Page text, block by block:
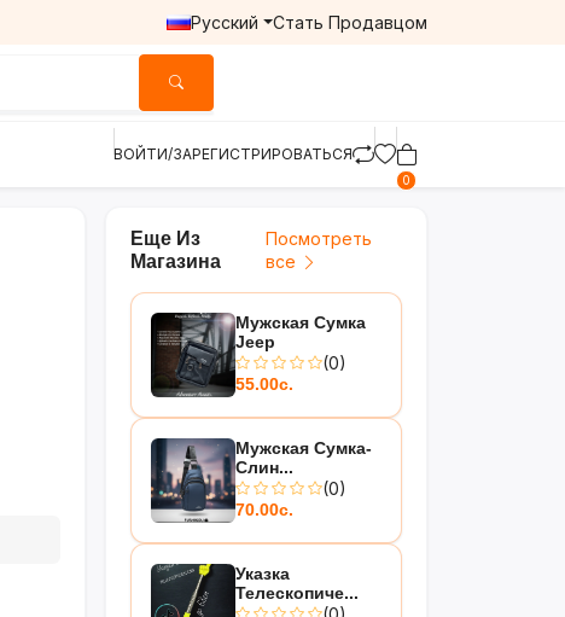
Русский Стать Продавцом
ВОЙТИ/ЗАРЕГИСТРИРОВАТЬСЯ
0
Еще Из
Магазина
Посмотреть
все
Мужская Сумка
Jeep
(0)
55.00с.
Мужская Сумка-
Слин...
(0)
70.00с.
Указка
Телескопиче...